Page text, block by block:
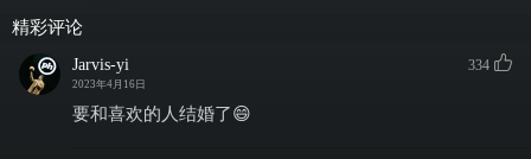
一声叹息 寥寥叹息
精彩评论
Jarvis-yi
2023年4月16日
334
要和喜欢的人结婚了😄